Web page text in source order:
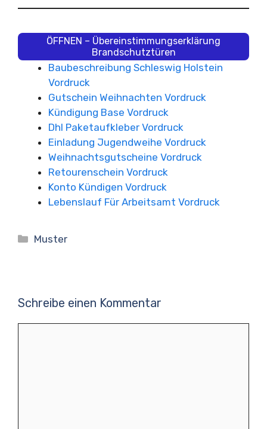
ÖFFNEN – Übereinstimmungserklärung
Brandschutztüren
Baubeschreibung Schleswig Holstein
Vordruck
Gutschein Weihnachten Vordruck
Kündigung Base Vordruck
Dhl Paketaufkleber Vordruck
Einladung Jugendweihe Vordruck
Weihnachtsgutscheine Vordruck
Retourenschein Vordruck
Konto Kündigen Vordruck
Lebenslauf Für Arbeitsamt Vordruck
Kategorien
Muster
Schreibe einen Kommentar